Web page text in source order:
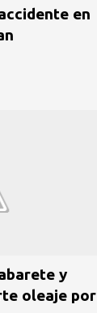
en
y
oleaje por